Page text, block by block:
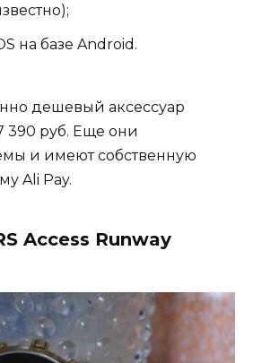
на базе Android.
дешевый аксессуар
390 руб. Еще они
и имеют собственную
Ali Pay.
Access Runway